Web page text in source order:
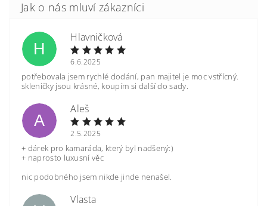
H
Hlavničková
6.6.2025
potřebovala jsem rychlé dodání, pan majitel je moc vstřícný.
skleničky jsou krásné, koupím si další do sady.
A
Aleš
2.5.2025
+ dárek pro kamaráda, který byl nadšený:)
+ naprosto luxusní věc
nic podobného jsem nikde jinde nenašel.
Vlasta